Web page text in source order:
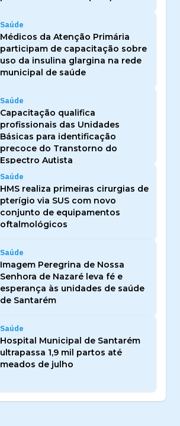
Saúde
Médicos da Atenção Primária
participam de capacitação sobre
uso da insulina glargina na rede
municipal de saúde
Saúde
Capacitação qualifica
profissionais das Unidades
Básicas para identificação
precoce do Transtorno do
Espectro Autista
Saúde
HMS realiza primeiras cirurgias de
pterígio via SUS com novo
conjunto de equipamentos
oftalmológicos
Saúde
Imagem Peregrina de Nossa
Senhora de Nazaré leva fé e
esperança às unidades de saúde
de Santarém
Saúde
Hospital Municipal de Santarém
ultrapassa 1,9 mil partos até
meados de julho